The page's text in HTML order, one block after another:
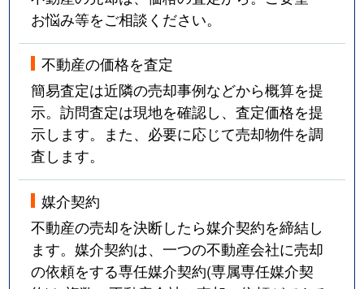
お悩み等をご相談ください。
不動産の価格を査定
簡易査定は近隣の売却事例などから概算を提
示。訪問査定は現地を確認し、査定価格を提
示します。また、必要に応じて売却物件を調
査します。
媒介契約
不動産の売却を決断したら媒介契約を締結し
ます。媒介契約は、一つの不動産会社に売却
の依頼をする専任媒介契約(専属専任媒介契